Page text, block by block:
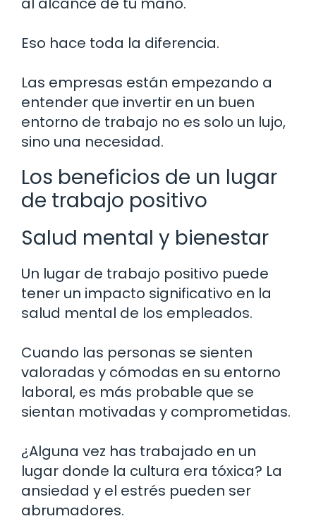
Eso hace toda la diferencia.
Las empresas están empezando a
entender que invertir en un buen
entorno de trabajo no es solo un lujo,
sino una necesidad.
Los beneficios de un lugar
de trabajo positivo
Salud mental y bienestar
Un lugar de trabajo positivo puede
tener un impacto significativo en la
salud mental de los empleados.
Cuando las personas se sienten
valoradas y cómodas en su entorno
laboral, es más probable que se
sientan motivadas y comprometidas.
¿Alguna vez has trabajado en un
lugar donde la cultura era tóxica? La
ansiedad y el estrés pueden ser
abrumadores.